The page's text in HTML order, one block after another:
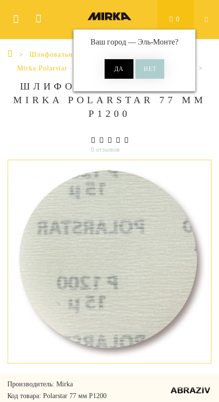
Ваш город — Эль-Монте?
0
Шлифовальные материалы
Mirka Polarstar
Polarstar Ø 77 мм без отверстий
ШЛИФОВАЛЬНЫЕ КРУГИ
MIRKA POLARSTAR 77 ММ
Р1200
0 отзывов
Производитель: Mirka
Код товара: Polarstar 77 мм Р1200